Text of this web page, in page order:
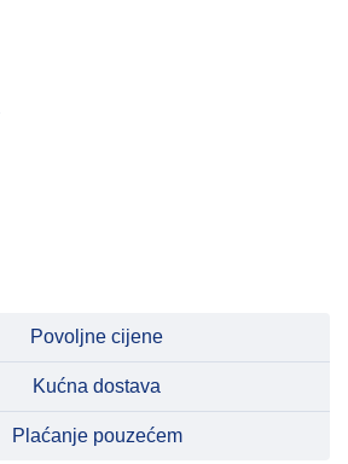
Povoljne cijene
Kućna dostava
Plaćanje pouzećem